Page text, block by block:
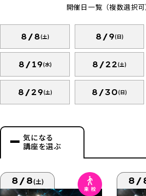
開催日一覧（複数選択可
8/8(土) 8/9(日)
8/19(水) 8/22(土)
8/29(土) 8/30(日)
気になる
講座を選ぶ
8/8(土) 8/